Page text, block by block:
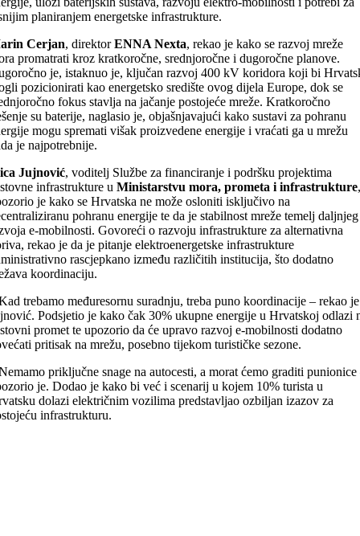
planiranjem energetske infrastrukture.
Cerjan, direktorENNA Nexta, rekao je kako se razvoj mreže
promatrati kroz kratkoročne, srednjoročne i dugoročne planove.
je, istaknuo je, ključan razvoj 400 kV koridora koji bi
pozicionirati kao energetsko središte ovog dijela Europe, dok se
fokus stavlja na jačanje postojeće mreže. Kratkoročno
su baterije, naglasio je, objašnjavajući kako sustavi za pohranu
mogu spremati višak proizvedene energije i vraćati ga u mrežu
je najpotrebnije.
Jujnović, voditelj Službe za financiranje i podršku projektima
infrastrukture u Ministarstvu mora, prometa i infrastrukture,
je kako se Hrvatska ne može osloniti isključivo na
pohranu energije te da je stabilnost mreže temelj daljnjeg
e-mobilnosti. Govoreći o razvoju infrastrukture za alternativna
rekao je da je pitanje elektroenergetske infrastrukture
rascjepkano između različitih institucija, što dodatno
koordinaciju.
trebamo međuresornu suradnju, treba puno koordinacije – rekao je
Podsjetio je kako čak 30% ukupne energije u Hrvatskoj odlazi
promet te upozorio da će upravo razvoj e-mobilnosti dodatno
pritisak na mrežu, posebno tijekom turističke sezone.
priključne snage na autocesti, a morat ćemo graditi punionice
je. Dodao je kako bi već i scenarij u kojem 10% turista u
dolazi električnim vozilima predstavljao ozbiljan izazov za
infrastrukturu.